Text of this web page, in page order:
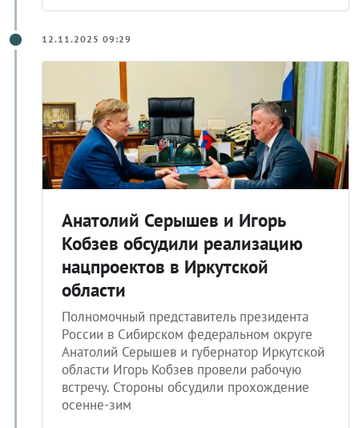
12.11.2025 09:29
Анатолий Серышев и Игорь
Кобзев обсудили реализацию
нацпроектов в Иркутской
области
Полномочный представитель президента
России в Сибирском федеральном округе
Анатолий Серышев и губернатор Иркутской
области Игорь Кобзев провели рабочую
встречу. Стороны обсудили прохождение
осенне-зим